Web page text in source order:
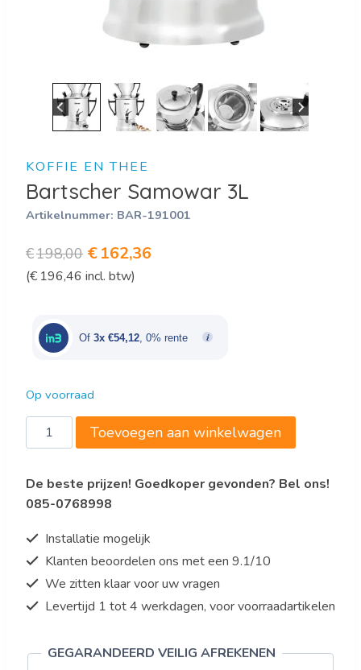
KOFFIE EN THEE
Bartscher Samowar 3L
Artikelnummer: BAR-191001
€198,00 Oorspronkelijke
prijs
€198,00.
€162,36
€162,36.
(€ 196,46 incl. btw)
Of 3x €54,12, 0% rente
Op voorraad
Bartscher
Samowar
aantal
Toevoegen aan winkelwagen
De beste prijzen! Goedkoper gevonden? Bel ons!
085-0768998
Installatie mogelijk
Klanten beoordelen ons met een 9.1/10
We zitten klaar voor uw vragen
Levertijd 1 tot 4 werkdagen, voor voorraadartikelen
GEGARANDEERD VEILIG AFREKENEN